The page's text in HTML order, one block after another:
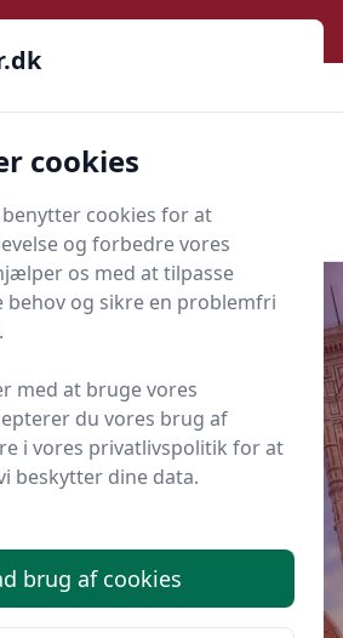
Hovedstæder.dk
i Europas
du ikke må gå glip
cookies
cookies for at
og forbedre vores
os med at tilpasse
behov og sikre en problemfri
med at bruge vores
du vores brug af
i vores privatlivspolitik for at
beskytter dine data.
brug af cookies